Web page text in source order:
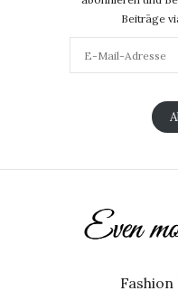
Beiträge